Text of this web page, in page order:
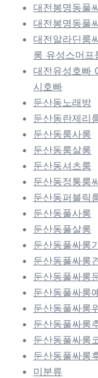
대전봉명동풀
대전봉명동풀
대전알라딘룸
롱 유성스머프
대전유성호빠
시호빠
둔산동노래방
둔산동란제리
둔산동룸사롱
둔산동룸살롱
둔산동셔츠룸
둔산동정통룸
둔산동퍼블릭
둔산동풀사롱
둔산동풀살롱
둔산동풀싸롱
둔산동풀싸롱
둔산동풀싸롱
둔산동풀싸롱
둔산동풀싸롱
둔산동풀싸롱
둔산동풀싸롱
둔산동풀싸롱
미분류